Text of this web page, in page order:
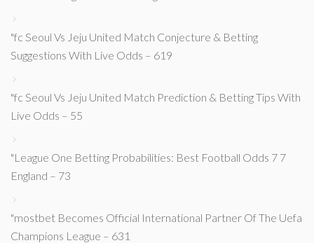
"fc Seoul Vs Jeju United Match Conjecture & Betting
Suggestions With Live Odds – 619
"fc Seoul Vs Jeju United Match Prediction & Betting Tips With
Live Odds – 55
"League One Betting Probabilities: Best Football Odds 7 7
England – 73
"mostbet Becomes Official International Partner Of The Uefa
Champions League – 631